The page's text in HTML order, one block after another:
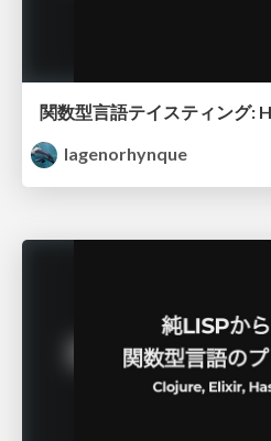
lagenorhynque